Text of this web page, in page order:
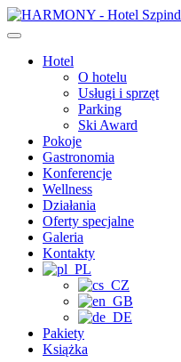
Przejdź
do
Hotel
O hotelu
Usługi i sprzęt
Parking
Ski Award
Pokoje
Gastronomia
Konferencje
Wellness
Działania
Oferty specjalne
Galeria
Kontakty
Pakiety
Książka